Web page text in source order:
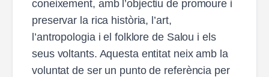
coneixement, amb l’objectiu de promoure i
preservar la rica història, l’art,
l’antropologia i el folklore de Salou i els
seus voltants. Aquesta entitat neix amb la
voluntat de ser un punto de referència per